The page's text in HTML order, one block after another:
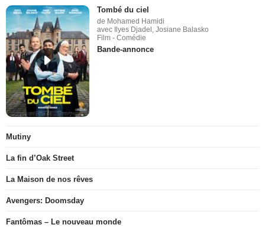
Tombé du ciel
de Mohamed Hamidi
avec Ilyes Djadel, Josiane Balasko
Film - Comédie
Bande-annonce
Mutiny
La fin d’Oak Street
La Maison de nos rêves
Avengers: Doomsday
Fantômas – Le nouveau monde